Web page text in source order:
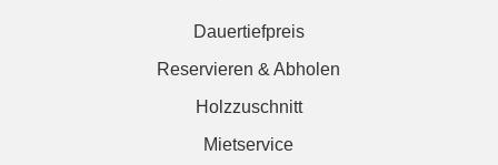
Dauertiefpreis
Reservieren & Abholen
Holzzuschnitt
Mietservice